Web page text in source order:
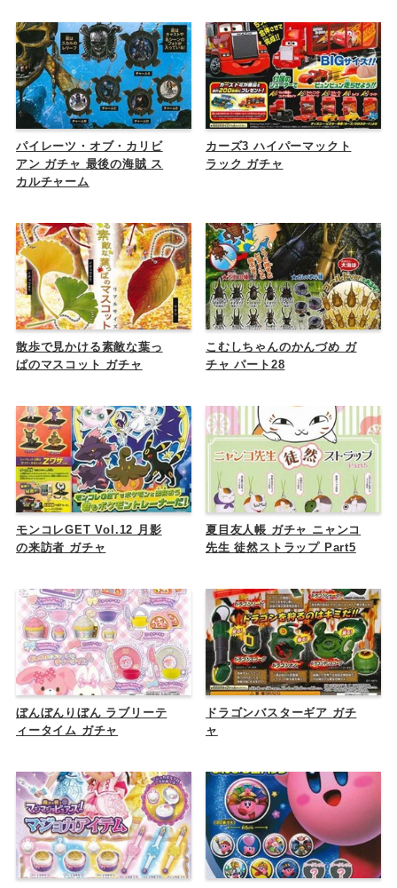
パイレーツ・オブ・カリビ
アン ガチャ 最後の海賊 ス
カルチャーム
カーズ3 ハイパーマックト
ラック ガチャ
散歩で見かける素敵な葉っ
ぱのマスコット ガチャ
こむしちゃんのかんづめ ガ
チャ パート28
モンコレGET Vol.12 月影
の来訪者 ガチャ
夏目友人帳 ガチャ ニャンコ
先生 徒然ストラップ Part5
ぼんぼんりぼん ラブリーテ
ィータイム ガチャ
ドラゴンバスターギア ガチ
ャ